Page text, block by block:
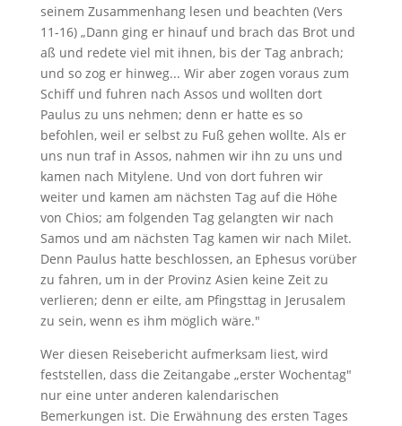
seinem Zusammenhang lesen und beachten (Vers
11-16) „Dann ging er hinauf und brach das Brot und
aß und redete viel mit ihnen, bis der Tag anbrach;
und so zog er hinweg... Wir aber zogen voraus zum
Schiff und fuhren nach Assos und wollten dort
Paulus zu uns nehmen; denn er hatte es so
befohlen, weil er selbst zu Fuß gehen wollte. Als er
uns nun traf in Assos, nahmen wir ihn zu uns und
kamen nach Mitylene. Und von dort fuhren wir
weiter und kamen am nächsten Tag auf die Höhe
von Chios; am folgenden Tag gelangten wir nach
Samos und am nächsten Tag kamen wir nach Milet.
Denn Paulus hatte beschlossen, an Ephesus vorüber
zu fahren, um in der Provinz Asien keine Zeit zu
verlieren; denn er eilte, am Pfingsttag in Jerusalem
zu sein, wenn es ihm möglich wäre."
Wer diesen Reisebericht aufmerksam liest, wird
feststellen, dass die Zeitangabe „erster Wochentag"
nur eine unter anderen kalendarischen
Bemerkungen ist. Die Erwähnung des ersten Tages